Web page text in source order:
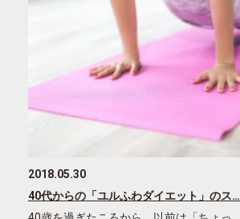
2018.05.30
40代からの「ユルふわダイエット」のス…